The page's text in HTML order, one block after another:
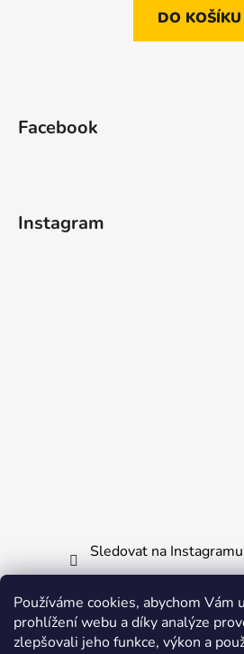
Používáme cookies, abychom Vám
prohlížení webu a díky analýze
zlepšovali jeho funkce, výkon a
DO KOŠÍKU
Facebook
Instagram
Sledovat na Instagramu
Informace pro vás